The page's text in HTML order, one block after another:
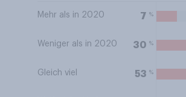
Mehr als in 2020 7 %
Weniger als in 2020 30 %
Gleich viel 53 %